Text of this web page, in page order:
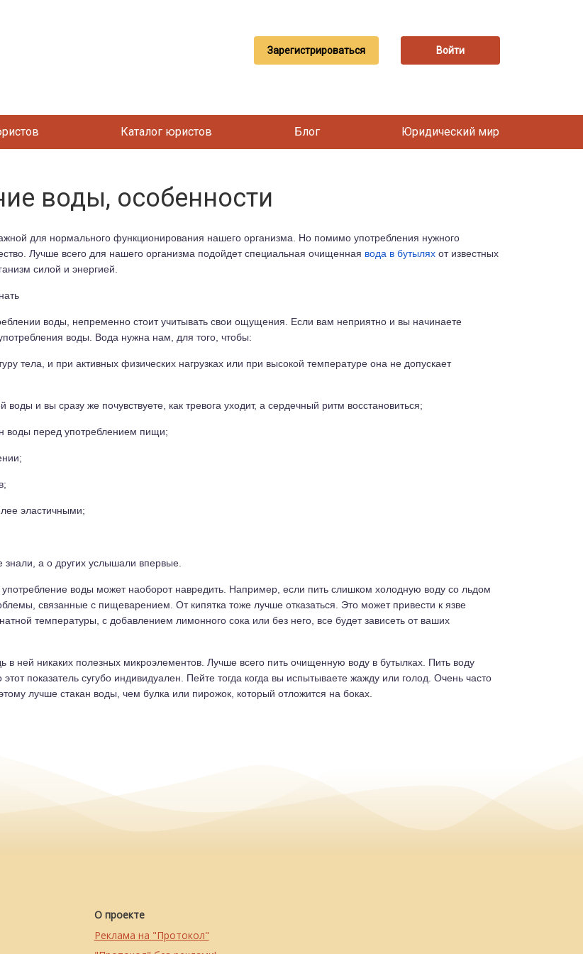
Зарегистрироваться Войти
Каталог юристов Блог Юридический мир
воды, особенности
для нормального функционирования нашего организма. Но помимо употребления нужного
Лучше всего для нашего организма подойдет специальная очищенная вода в бутылях от известных
силой и энергией.
воды, непременно стоит учитывать свои ощущения. Если вам неприятно и вы начинаете
воды. Вода нужна нам, для того, чтобы:
тела, и при активных физических нагрузках или при высокой температуре она не допускает
и вы сразу же почувствуете, как тревога уходит, а сердечный ритм восстановиться;
воды перед употреблением пищи;
эластичными;
а о других услышали впервые.
воды может наоборот навредить. Например, если пить слишком холодную воду со льдом
связанные с пищеварением. От кипятка тоже лучше отказаться. Это может привести к язве
температуры, с добавлением лимонного сока или без него, все будет зависеть от ваших
в ней никаких полезных микроэлементов. Лучше всего пить очищенную воду в бутылках. Пить воду
показатель сугубо индивидуален. Пейте тогда когда вы испытываете жажду или голод. Очень часто
лучше стакан воды, чем булка или пирожок, который отложится на боках.
О проекте
Реклама на "Протокол"